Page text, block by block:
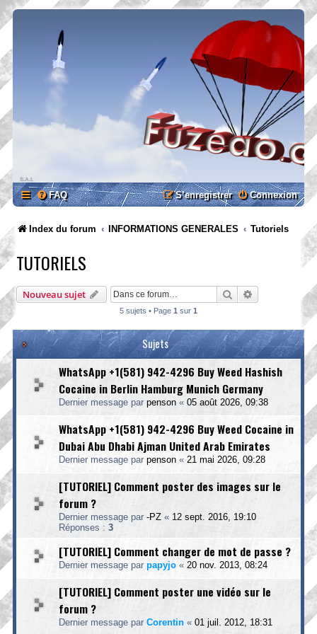
FAQ Connexion
S’enregistrer
Index du forum INFORMATIONS GENERALES Tutoriels
TUTORIELS
Nouveau sujet RechercherRecherche
5 sujets • Page 1 sur 1
Sujets
WhatsApp +1(581) 942-4296 Buy Weed Hashish
Cocaine in Berlin Hamburg Munich Germany
Dernier message par penson « 05 août 2026, 09:38
WhatsApp +1(581) 942-4296 Buy Weed Cocaine in
Dubai Abu Dhabi Ajman United Arab Emirates
Dernier message par penson « 21 mai 2026, 09:28
[TUTORIEL] Comment poster des images sur le
forum ?
Dernier message par -PZ « 12 sept. 2016, 19:10
Réponses : 3
[TUTORIEL] Comment changer de mot de passe ?
Dernier message par papyjo « 20 nov. 2013, 08:24
[TUTORIEL] Comment poster une vidéo sur le
forum ?
Dernier message par Corentin « 01 juil. 2012, 18:31